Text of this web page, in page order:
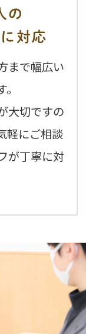
の
対応
まで幅広い
大切ですの
軽にご相談
が丁寧に対